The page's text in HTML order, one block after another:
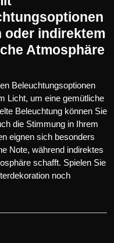
oder indirektem
Atmosphäre
Beleuchtungsoptionen
Licht, um eine gemütliche
Beleuchtung können Sie
die Stimmung in Ihrem
eignen sich besonders
Note, während indirektes
schafft. Spielen Sie
noch